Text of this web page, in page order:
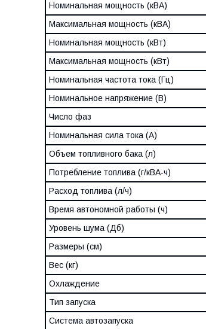
Номинальная мощность (кВА)
Максимальная мощность (кВА)
Номинальная мощность (кВт)
Максимальная мощность (кВт)
Номинальная частота тока (Гц)
Номинальное напряжение (В)
Число фаз
Номинальная сила тока (А)
Объем топливного бака (л)
Потребление топлива (г/кВА-ч)
Расход топлива (л/ч)
Время автономной работы (ч)
Уровень шума (Дб)
Размеры (см)
Вес (кг)
Охлаждение
Тип запуска
Система автозапуска